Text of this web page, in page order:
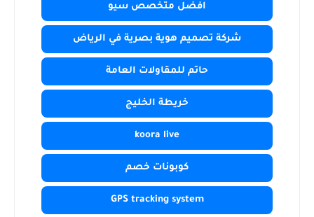
افضل متخصص سيو
شركة تصميم هوية بصرية في الرياض
حاتم للمقاولات العامة
خريطة الخليج
koora live
كوبونات خصم
GPS tracking system